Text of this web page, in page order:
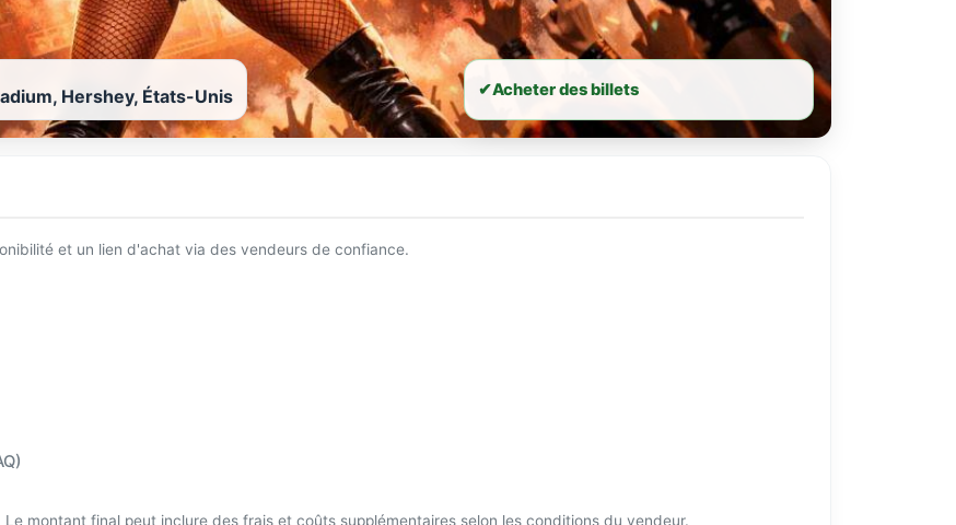
Hershey, États-Unis ✔Acheter des billets
et un lien d'achat via des vendeurs de confiance.
montant final peut inclure des frais et coûts supplémentaires selon les conditions du vendeur.